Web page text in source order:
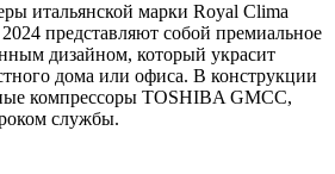
итальянской марки Royal Clima
представляют собой премиальное
дизайном, который украсит
дома или офиса. В конструкции
компрессоры TOSHIBA GMCC,
службы.